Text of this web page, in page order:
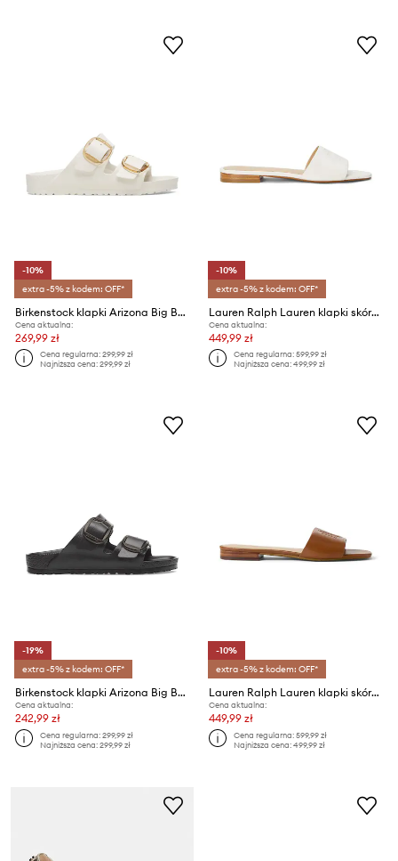
-10%
extra -5% z kodem: OFF*
Birkenstock klapki Arizona Big Buckle EVA
Cena aktualna:
269,99 zł
Cena regularna:299,99 zł
Najniższa cena:299,99 zł
-10%
extra -5% z kodem: OFF*
Lauren Ralph Lauren klapki skórzane Everley Sld
Cena aktualna:
449,99 zł
Cena regularna:599,99 zł
Najniższa cena:499,99 zł
-19%
extra -5% z kodem: OFF*
Birkenstock klapki Arizona Big Buckle EVA
Cena aktualna:
242,99 zł
Cena regularna:299,99 zł
Najniższa cena:299,99 zł
-10%
extra -5% z kodem: OFF*
Lauren Ralph Lauren klapki skórzane Everley Sld
Cena aktualna:
449,99 zł
Cena regularna:599,99 zł
Najniższa cena:499,99 zł